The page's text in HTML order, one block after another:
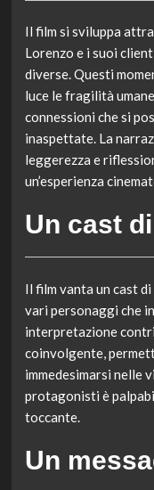
Il film si sviluppa
Lorenzo e i suoi
diverse. Questi
luce le fragilità
connessioni che si
inaspettate. La
leggerezza e
un’esperienza
Un cast
Il film vanta un cast
vari personaggi che
interpretazione
coinvolgente,
immedesimarsi nelle
protagonisti è
toccante.
Un